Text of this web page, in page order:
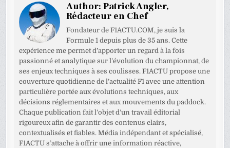
Author:Patrick Angler,
Rédacteur en Chef
Fondateur de F1ACTU.COM, je suis la
Formule 1 depuis plus de 35 ans. Cette
expérience me permet d’apporter un regard à la fois
passionné et analytique sur l’évolution du championnat, de
ses enjeux techniques à ses coulisses. F1ACTU propose une
couverture quotidienne de l’actualité F1 avec une attention
particulière portée aux évolutions techniques, aux
décisions réglementaires et aux mouvements du paddock.
Chaque publication fait l’objet d’un travail éditorial
rigoureux afin de garantir des contenus clairs,
contextualisés et fiables. Média indépendant et spécialisé,
F1ACTU s’attache à offrir une information réactive,